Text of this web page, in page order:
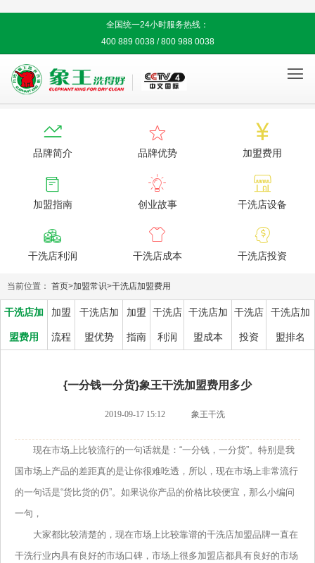
全国统一24小时服务热线：
400 889 0038 / 800 988 0038


品牌简介

品牌优势

加盟费用

加盟指南

创业故事

干洗店设备

干洗店利润

干洗店成本

干洗店投资
当前位置： 首页>加盟常识>干洗店加盟费用
干洗店加
盟费用
加盟
流程
干洗店加
盟优势
加盟
指南
干洗店
利润
干洗店加
盟成本
干洗店
投资
干洗店加
盟排名
{一分钱一分货}象王干洗加盟费用多少
2019-09-17 15:12 象王干洗
现在市场上比较流行的一句话就是：“一分钱，一分货”。特别是我
国市场上产品的差距真的是让你很难吃透，所以，现在市场上非常流行
的一句话是“货比货的仍”。如果说你产品的价格比较便宜，那么小编问
一句，
大家都比较清楚的，现在市场上比较靠谱的干洗店加盟品牌一直在
干洗行业内具有良好的市场口碑，市场上很多加盟店都具有良好的市场